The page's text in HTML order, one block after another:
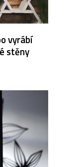
vyrábí
stěny